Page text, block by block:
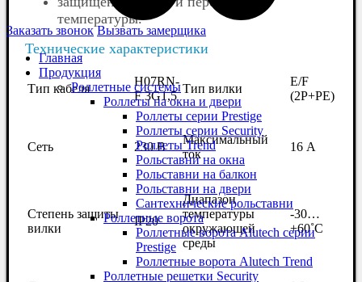
Заказать звонок Вызвать замерщика
Главная
Продукция
Роллетные системы
Роллеты на окна и двери
Роллеты серии Prestige
Роллеты серии Security
Роллеты Trend
Рольставни на окна
Рольставни на балкон
Рольставни на двери
Сантехнические рольставни
Роллетные ворота
Роллетные ворота Alutech серии
Prestige
Роллетные ворота Alutech Trend
Роллетные решетки Security
температуры.
Технические характеристики
Тип кабеля
H07RN-
F 3G1,5
Тип вилки
E/F
(2P+PE)
Сеть 230 В
Максимальный
ток
16 А
Степень защиты
вилки
IP20
Диапазон
температуры
окружающей
среды
-30…
+60˚C